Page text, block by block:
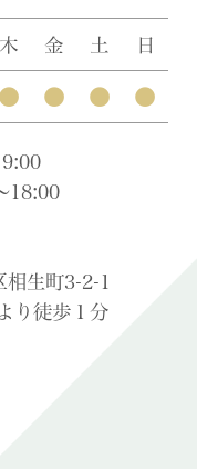
木 金 土 日
● ● ● ●
18:00
生町3-2-1
り徒歩１分